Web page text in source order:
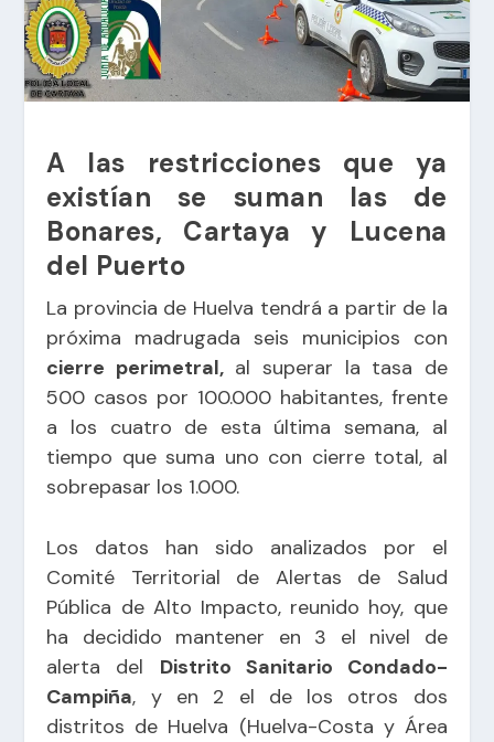
A las restricciones que ya
existían se suman las de
Bonares, Cartaya y Lucena
del Puerto
La provincia de Huelva tendrá a partir de la
próxima madrugada seis municipios con
cierre perimetral,al superar la tasa de
500 casos por 100.000 habitantes, frente
a los cuatro de esta última semana, al
tiempo que suma uno con cierre total, al
sobrepasar los 1.000.
Los datos han sido analizados por el
Comité Territorial de Alertas de Salud
Pública de Alto Impacto, reunido hoy, que
ha decidido mantener en 3 el nivel de
alerta del Distrito Sanitario Condado-
Campiña, y en 2 el de los otros dos
distritos de Huelva (Huelva-Costa y Área